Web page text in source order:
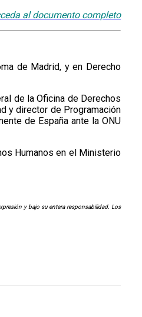
al documento completo
de Madrid, y en Derecho
de la Oficina de Derechos
y director de Programación
de España ante la ONU
Humanos en el Ministerio
y bajo su entera responsabilidad. Los